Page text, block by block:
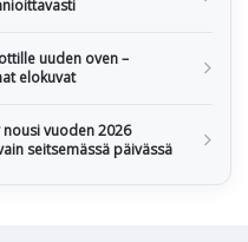
uuden oven –
elokuvat
nousi vuoden 2026
seitsemässä päivässä